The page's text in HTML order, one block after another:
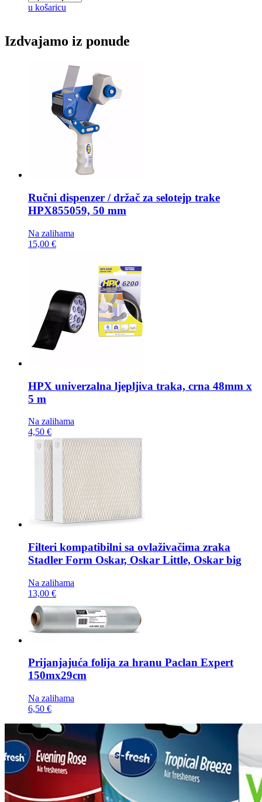
u košaricu
Izdvajamo iz ponude
Ručni dispenzer / držač za selotejp trake
HPX855059, 50 mm
Na zalihama
15,00 €
HPX univerzalna ljepljiva traka, crna 48mm x
5 m
Na zalihama
4,50 €
Filteri kompatibilni sa ovlaživačima zraka
Stadler Form Oskar, Oskar Little, Oskar big
Na zalihama
13,00 €
Prijanjajuća folija za hranu Paclan Expert
150mx29cm
Na zalihama
6,50 €